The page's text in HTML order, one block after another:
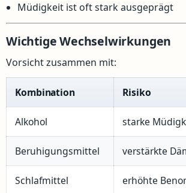
Müdigkeit ist oft stark ausgeprägt
Wichtige Wechselwirkungen
Vorsicht zusammen mit:
Kombination Risiko
Alkohol starke
Beruhigungsmittel verstärkte
Schlafmittel erhöhte